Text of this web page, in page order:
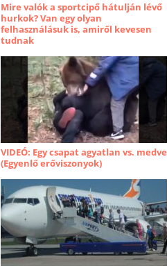
Mire valók a sportcipő hátulján lévő
hurkok? Van egy olyan
felhasználásuk is, amiről kevesen
tudnak
VIDEÓ: Egy csapat agyatlan vs. medve
(Egyenlő erőviszonyok)